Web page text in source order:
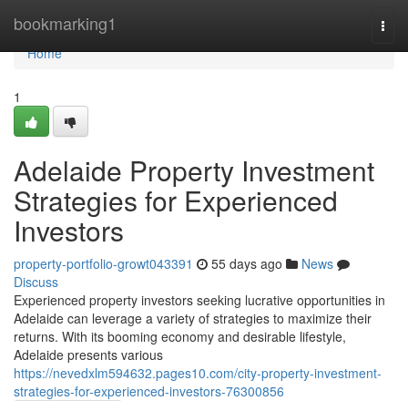
bookmarking1
Home
Home
1
Adelaide Property Investment
Strategies for Experienced
Investors
property-portfolio-growt043391 55 days ago
News
Discuss
Experienced property investors seeking lucrative opportunities in
Adelaide can leverage a variety of strategies to maximize their
returns. With its booming economy and desirable lifestyle,
Adelaide presents various
https://nevedxlm594632.pages10.com/city-property-investment-
strategies-for-experienced-investors-76300856